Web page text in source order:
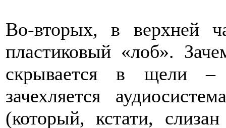
Во-вторых, в верхней
пластиковый «лоб».
скрывается в щели
зачехляется
(который, кстати,